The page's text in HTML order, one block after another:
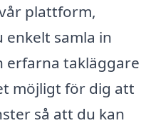
plattform,
enkelt samla in
erfarna takläggare
möjligt för dig att
så att du kan